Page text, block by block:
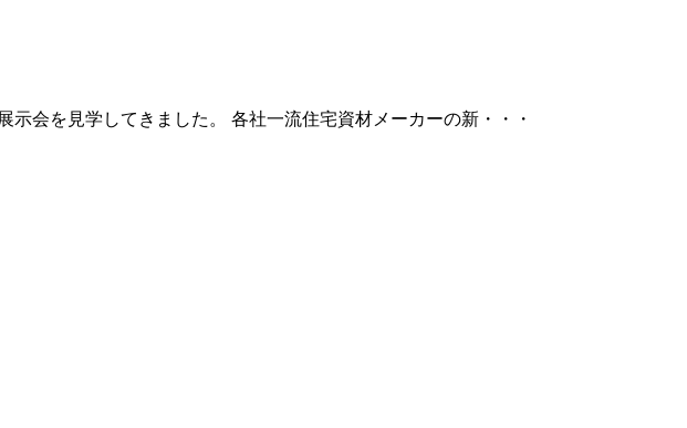
会を見学してきました。 各社一流住宅資材メーカーの新・・・